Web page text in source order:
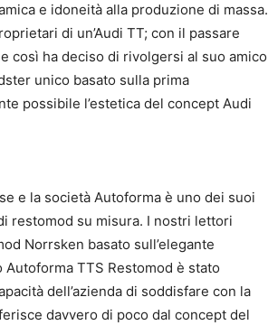
e idoneità alla produzione di massa.
di un’Audi TT; con il passare
così ha deciso di rivolgersi al suo amico
unico basato sulla prima
possibile l’estetica del concept Audi
e la società Autoforma è uno dei suoi
restomod su misura. I nostri lettori
Norrsken basato sull’elegante
Autoforma TTS Restomod è stato
dell’azienda di soddisfare con la
davvero di poco dal concept del